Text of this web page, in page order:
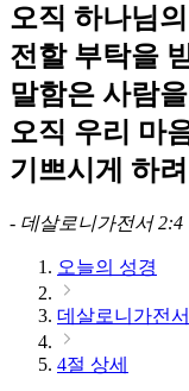
오직 하나님
전할 부탁을
말함은 사람
오직 우리 마
기쁘시게 하
- 데살로니가전서 2:4
오늘의 성경
데살로니가전
4절 상세